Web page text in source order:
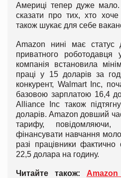
Америці тепер дуже
сказати про тих, хто
також шукає для себе
Amazon нині має статус
приватного
компанія встановила
праці у 15 доларів за
конкурент, Walmart Inc,
базовою зарплатою 16,4
Alliance Inc також
доларів. Amazon довший
тарифу,
фінансувати навчання
разі працівники
22,5 долара на годину.
Читайте також: